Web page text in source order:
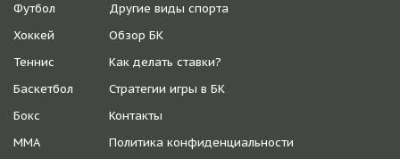
Футбол
Хоккей
Теннис
Баскетбол
Бокс
ММА
Другие виды спорта
Обзор БК
Как делать ставки?
Стратегии игры в БК
Контакты
Политика конфиденциальности